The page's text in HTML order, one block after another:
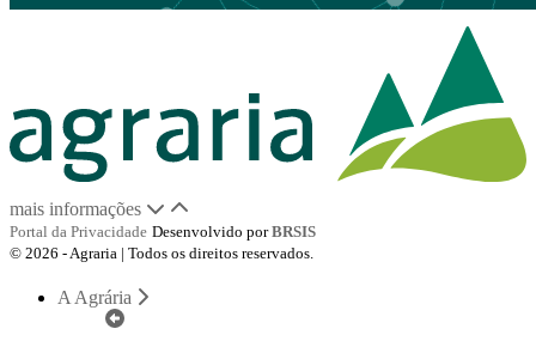
mais informações
Portal da Privacidade Desenvolvido porBRSIS
© 2026 - Agraria | Todos os direitos reservados.
A Agrária